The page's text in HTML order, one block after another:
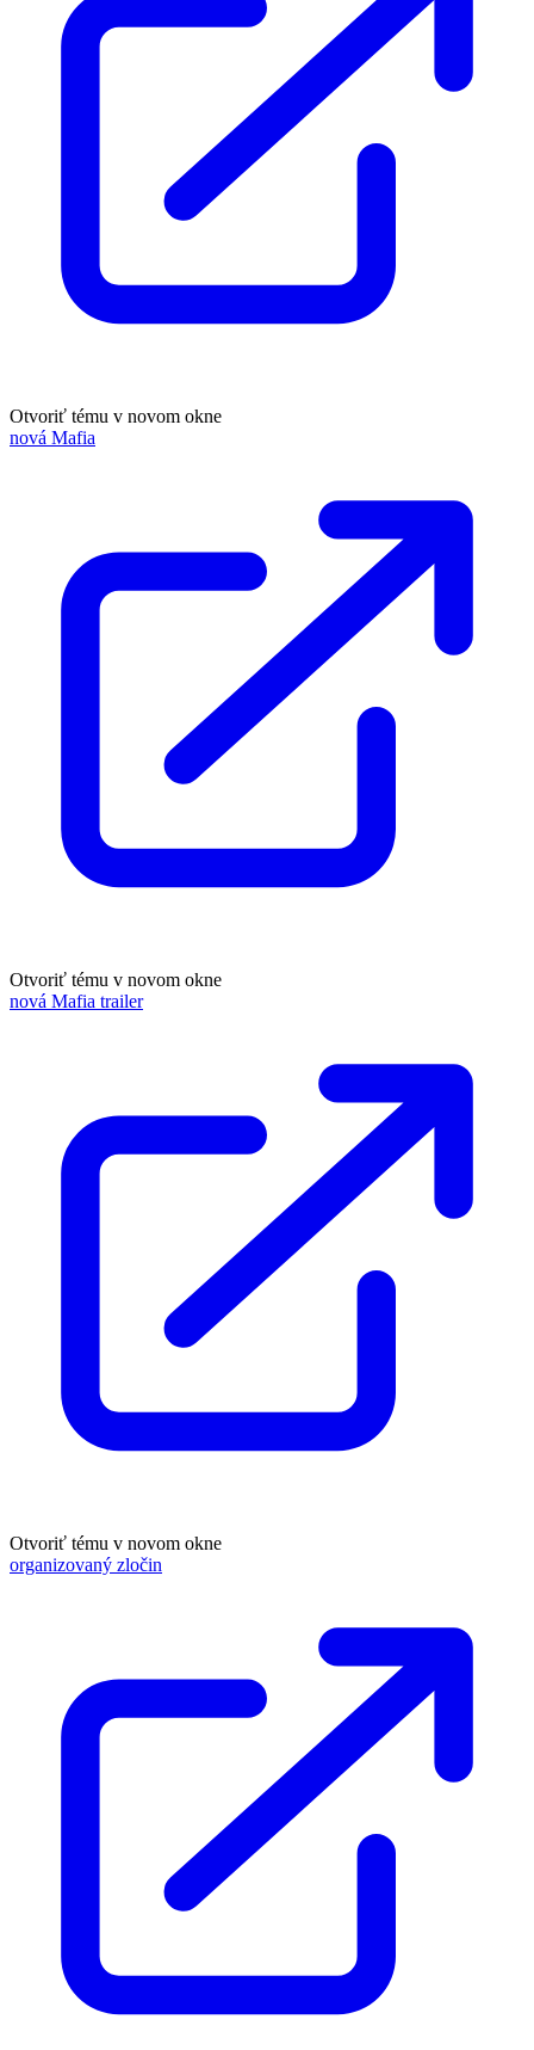
Otvoriť tému v novom okne
nová Mafia
Otvoriť tému v novom okne
nová Mafia trailer
Otvoriť tému v novom okne
organizovaný zločin